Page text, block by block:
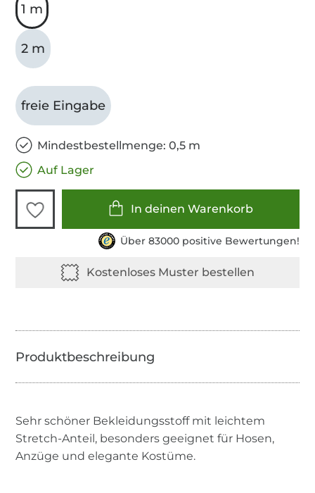
1 m
2 m
freie Eingabe
Mindestbestellmenge: 0,5 m
Auf Lager
In deinen Warenkorb
Über 83000 positive Bewertungen!
Sehr schöner Bekleidungsstoff mit leichtem
Stretch-Anteil, besonders geeignet für Hosen,
Anzüge und elegante Kostüme.